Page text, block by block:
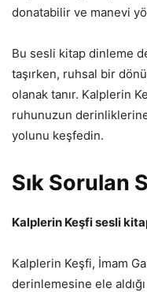
donatabilir ve manevi
Bu sesli kitap dinleme
taşırken, ruhsal bir
olanak tanır. Kalplerin
ruhunuzun
yolunu keşfedin.
Sık Sorulan
Kalplerin Keşfi sesli
Kalplerin Keşfi, İmam
derinlemesine ele